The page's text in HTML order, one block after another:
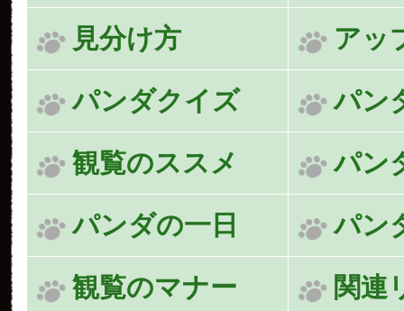
見分け方 アッ
パンダクイズ パン
観覧のススメ パン
パンダの一日 パン
観覧のマナー 関連